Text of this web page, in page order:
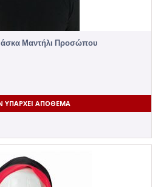
Μαντήλι Προσώπου
ΥΠΆΡΧΕΙ ΑΠΌΘΕΜΑ